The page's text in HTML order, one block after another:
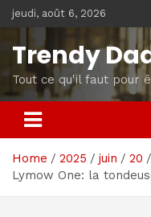
Skip
to
content
jeudi, août 6, 2026
Trendy
Tout ce qu'il faut pour
Home 2025 juin
20
Lymow One: la